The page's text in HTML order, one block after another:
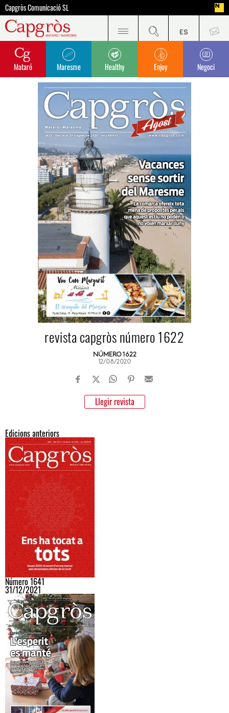
Capgròs Comunicació SL
Mataró Maresme Healthy Enjoy Negoci
revista capgròs número 1622
NÚMERO 1622
12/08/2020
Llegir revista
Edicions anteriors
Número 1641
31/12/2021